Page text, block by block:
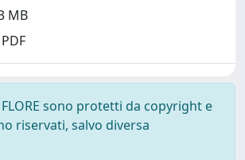
MB
sono protetti da copyright e
riservati, salvo diversa